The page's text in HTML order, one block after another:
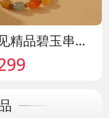
玉见精品碧玉串珠手串 货号142115